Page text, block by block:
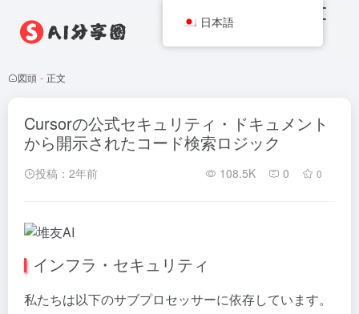
図頭 - 正文
Cursorの公式セキュリティ・ドキュメント
から開示されたコード検索ロジック
投稿：2年前 108.5K 0 0
インフラ・セキュリティ
私たちは以下のサブプロセッサーに依存しています。
日本語